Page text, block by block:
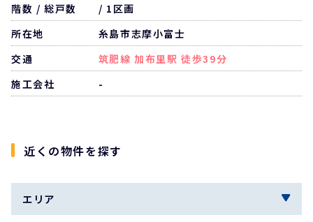
階数 / 総戸数
/ 1区画
所在地
糸島市志摩小富士
交通
筑肥線 加布里駅 徒歩39分
施工会社
-
近くの物件を探す
エリア